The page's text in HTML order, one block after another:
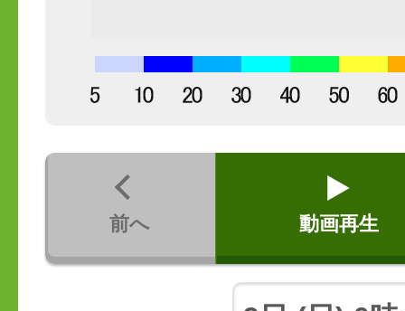
前へ 動画再生